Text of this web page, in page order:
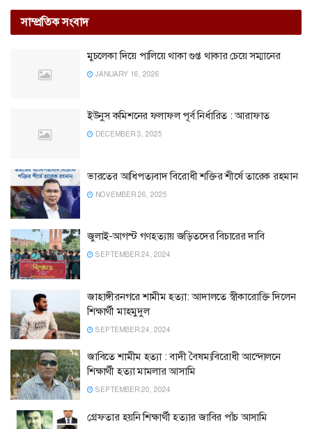
সাম্প্রতিক সংবাদ
মুচলেকা দিয়ে পালিয়ে থাকা গুপ্ত থাকার চেয়ে সম্মানের
JANUARY 16, 2026
ইউনুস কমিশনের ফলাফল পূর্ব নির্ধারিত : আরাফাত
DECEMBER 3, 2025
ভারতের আধিপত্যবাদ বিরোধী শক্তির শীর্ষে তারেক রহমান
NOVEMBER 26, 2025
জুলাই-আগস্ট গণহত্যায় জড়িতদের বিচারের দাবি
SEPTEMBER 24, 2024
জাহাঙ্গীরনগরে শামীম হত্যা: আদালতে স্বীকারোক্তি দিলেন
শিক্ষার্থী মাহমুদুল
SEPTEMBER 24, 2024
জাবিতে শামীম হত্যা : বাদী বৈষম্যবিরোধী আন্দোলনে
শিক্ষার্থী হত্যা মামলার আসামি
SEPTEMBER 20, 2024
গ্রেফতার হয়নি শিক্ষার্থী হত্যার জাবির পাঁচ আসামি